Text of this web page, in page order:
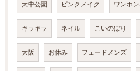
大中公園 ピンクメイク ワンホ
キラキラ ネイル こいのぼり
大阪 お休み フェードメンズ